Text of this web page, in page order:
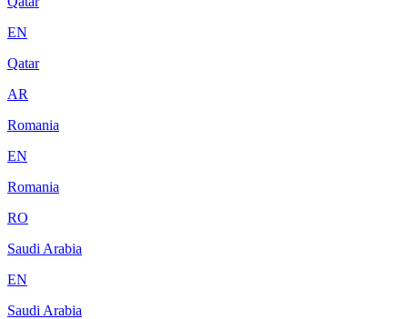
EN
Qatar
AR
Romania
EN
Romania
RO
Saudi Arabia
EN
Saudi Arabia